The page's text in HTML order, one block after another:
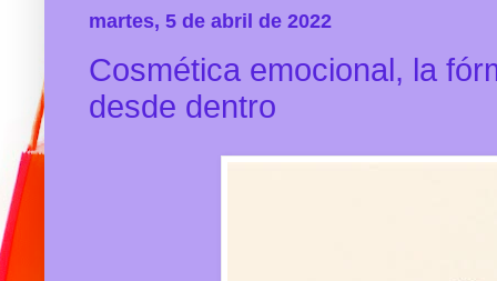
martes, 5 de abril de 2022
Cosmética emocional, la
desde dentro